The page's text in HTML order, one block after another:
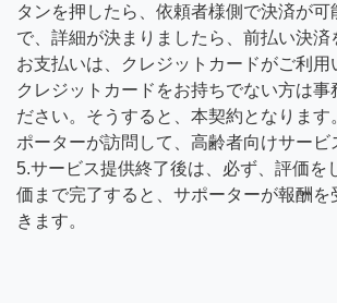
タンを押したら、依頼者様側で決済が可
で、詳細が決まりましたら、前払い決済
お支払いは、クレジットカードがご利用
クレジットカードをお持ちでない方は事
ださい。そうすると、本契約となります
ポーターが訪問して、高齢者向けサービ
5.サービス提供終了後は、必ず、評価を
価まで完了すると、サポーターが報酬を
きます。